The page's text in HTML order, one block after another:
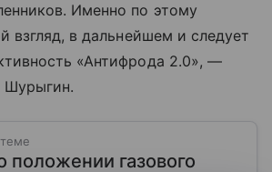
Именно по этому
взгляд, в дальнейшем и следует
«Антифрода 2.0», —
Шурыгин.
положении газового